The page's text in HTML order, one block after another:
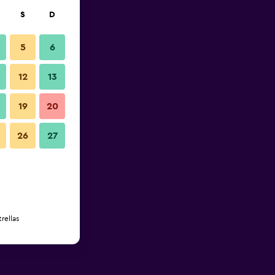
S D
5 6
12 13
19 20
26 27